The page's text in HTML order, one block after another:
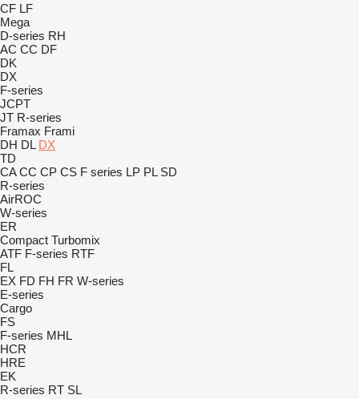
CF LF
Mega
D-series RH
AC CC DF
DK
DX
F-series
JCPT
JT R-series
Framax Frami
DH DL DX
TD
CA CC CP CS F series LP PL SD
R-series
AirROC
W-series
ER
Compact Turbomix
ATF F-series RTF
FL
EX FD FH FR W-series
E-series
Cargo
FS
F-series MHL
HCR
HRE
EK
R-series RT SL